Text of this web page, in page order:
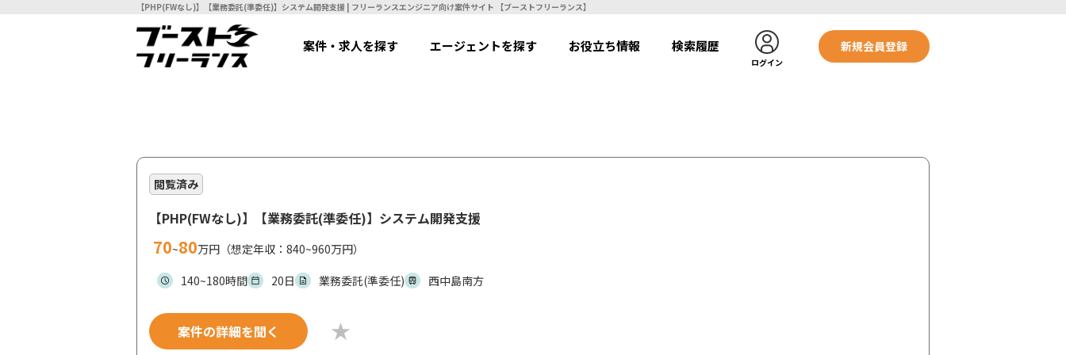
【PHP(FWなし)】【業務委託(準委任)】システム開発支援 | フリーランスエンジニア向け案件サイト 【ブーストフリーランス】
案件・求人を探す エージェントを探す お役立ち情報 検索履歴
ログイン
新規会員登録
閲覧済み
【PHP(FWなし)】【業務委託(準委任)】システム開発支援
70~80万円（想定年収：840~960万円）
140~180時間
20日 業務委託(準委任) 西中島南方
案件の詳細を聞く